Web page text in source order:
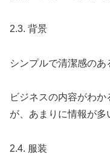
2.3. 背景
シンプルで清潔感のあ
ビジネスの内容がわ
が、あまりに情報が多
2.4. 服装